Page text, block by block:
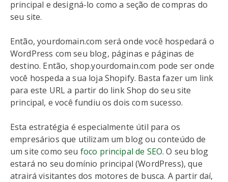
principal e designá-lo como a seção de compras do
seu site.
Então, yourdomain.com será onde você hospedará o
WordPress com seu blog, páginas e páginas de
destino. Então, shop.yourdomain.com pode ser onde
você hospeda a sua loja Shopify. Basta fazer um link
para este URL a partir do link Shop do seu site
principal, e você fundiu os dois com sucesso.
Esta estratégia é especialmente útil para os
empresários que utilizam um blog ou conteúdo de
um site como seu foco principal de SEO. O seu blog
estará no seu domínio principal (WordPress), que
atrairá visitantes dos motores de busca. A partir daí,